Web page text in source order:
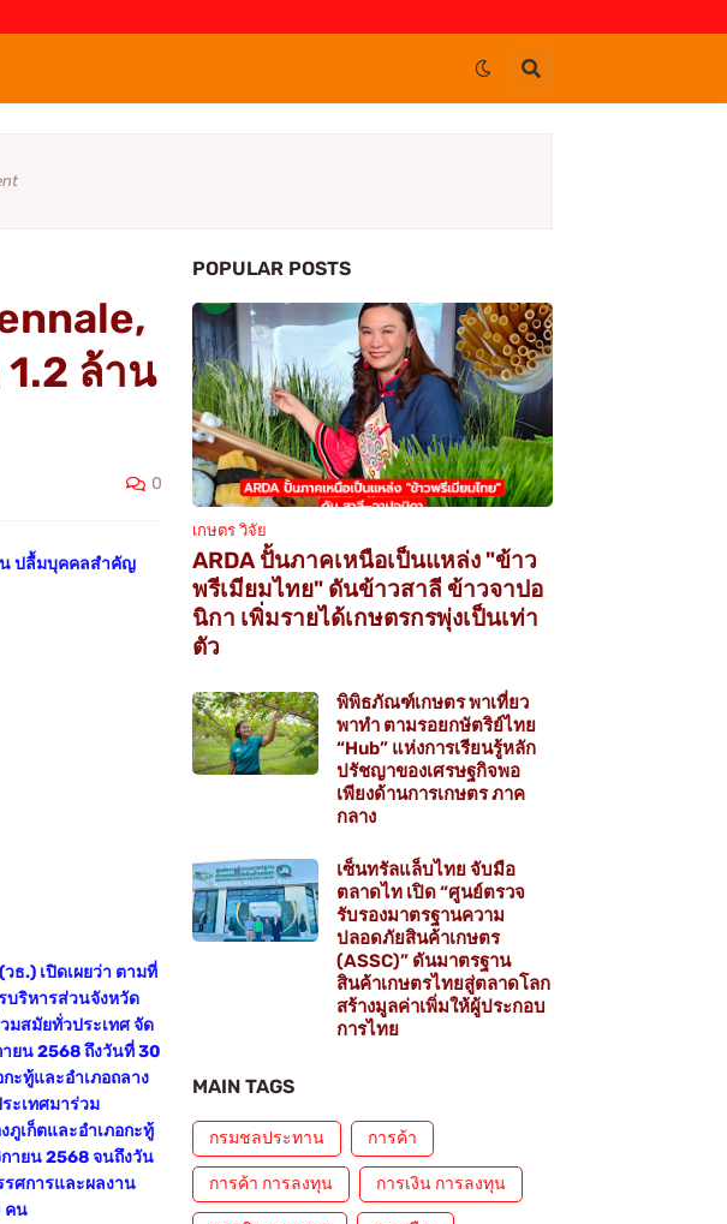
ล้าน
0
น ปลื้มบุคคลสำคัญ
.) เปิดเผยว่า ตามที่
บริหารส่วนจังหวัด
มสมัยทั่วประเทศ จัด
ยน 2568 ถึงวันที่ 30
ะทู้และอำเภอถลาง
ะเทศมาร่วม
เก็ตและอำเภอกะทู้
ายน 2568 จนถึงวัน
ศการและผลงาน
คน
POPULAR POSTS
เกษตร วิจัย
ARDA ปั้นภาคเหนือเป็นแหล่ง "ข้าว
พรีเมียมไทย" ดันข้าวสาลี ข้าวจาปอ
นิกา เพิ่มรายได้เกษตรกรพุ่งเป็นเท่า
ตัว
พิพิธภัณฑ์เกษตร พาเที่ยว
พาทำ ตามรอยกษัตริย์ไทย
“Hub” แห่งการเรียนรู้หลัก
ปรัชญาของเศรษฐกิจพอ
เพียงด้านการเกษตร ภาค
กลาง
เซ็นทรัลแล็บไทย จับมือ
ตลาดไท เปิด “ศูนย์ตรวจ
รับรองมาตรฐานความ
ปลอดภัยสินค้าเกษตร
(ASSC)” ดันมาตรฐาน
สินค้าเกษตรไทยสู่ตลาดโลก
สร้างมูลค่าเพิ่มให้ผู้ประกอบ
การไทย
MAIN TAGS
กรมชลประทาน การค้า
การค้า การลงทุน การเงิน การลงทุน